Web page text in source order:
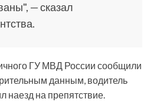
— сказал
ГУ МВД России сообщили
данным, водитель
наезд на препятствие.